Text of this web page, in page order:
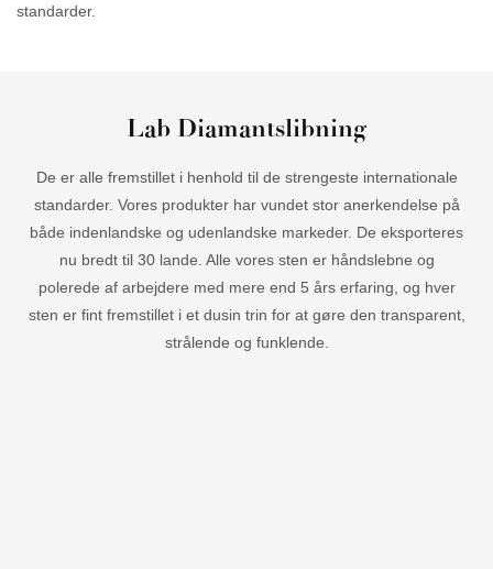
standarder.
Lab Diamantslibning
De er alle fremstillet i henhold til de strengeste internationale
standarder. Vores produkter har vundet stor anerkendelse på
både indenlandske og udenlandske markeder. De eksporteres
nu bredt til 30 lande. Alle vores sten er håndslebne og
polerede af arbejdere med mere end 5 års erfaring, og hver
sten er fint fremstillet i et dusin trin for at gøre den transparent,
strålende og funklende.